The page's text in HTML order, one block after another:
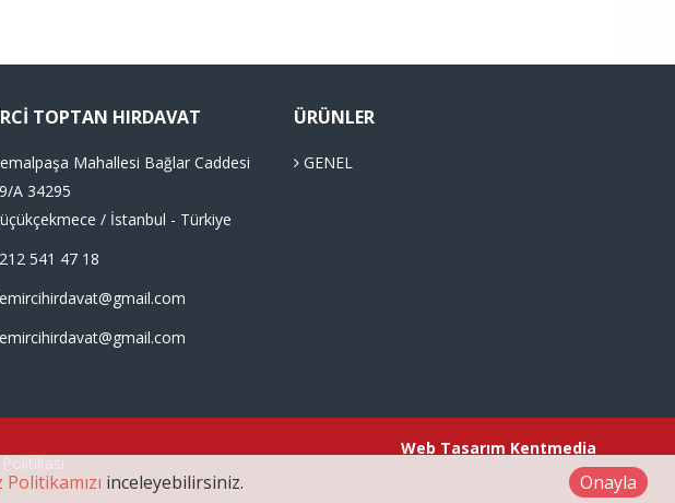
TOPTAN HIRDAVAT
Mahallesi Bağlar Caddesi
A 34295
/ İstanbul - Türkiye
541 47 18
ÜRÜNLER
GENEL
Web Tasarım Kentmedia
Politikamızı inceleyebilirsiniz. Onayla